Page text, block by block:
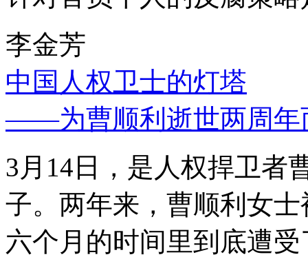
李金芳
中国人权卫士的灯塔
——为曹顺利逝世两周年
3月14日，是人权捍卫者
子。两年来，曹顺利女
六个月的时间里到底遭